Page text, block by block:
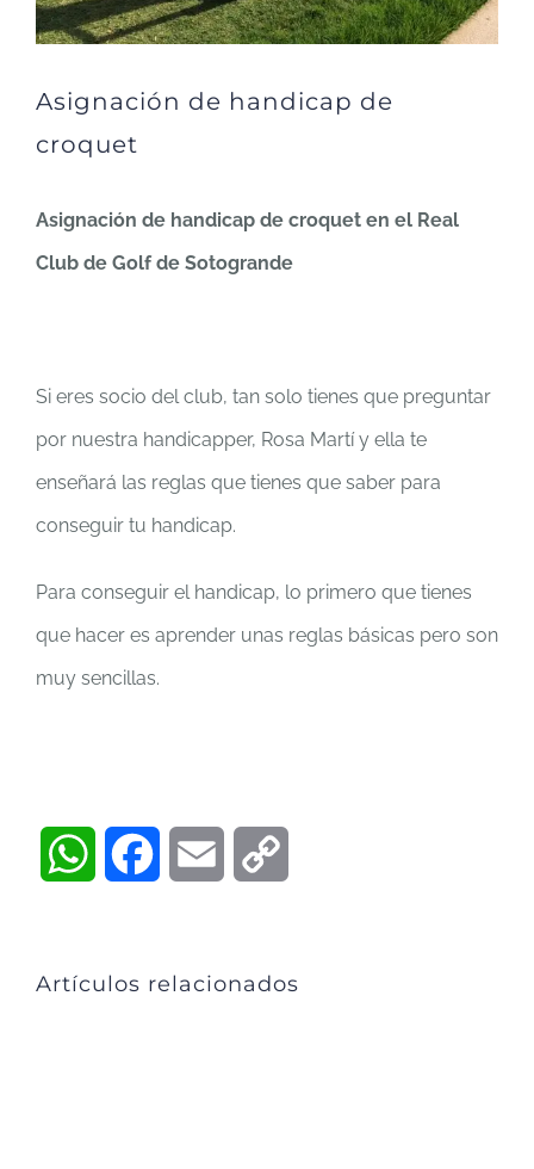
Asignación de handicap de
croquet
Asignación de handicap de croquet en el Real
Club de Golf de Sotogrande
Si eres socio del club, tan solo tienes que preguntar
por nuestra handicapper, Rosa Martí y ella te
enseñará las reglas que tienes que saber para
conseguir tu handicap.
Para conseguir el handicap, lo primero que tienes
que hacer es aprender unas reglas básicas pero son
muy sencillas.
WhatsAppFacebookEmail
Artículos relacionados